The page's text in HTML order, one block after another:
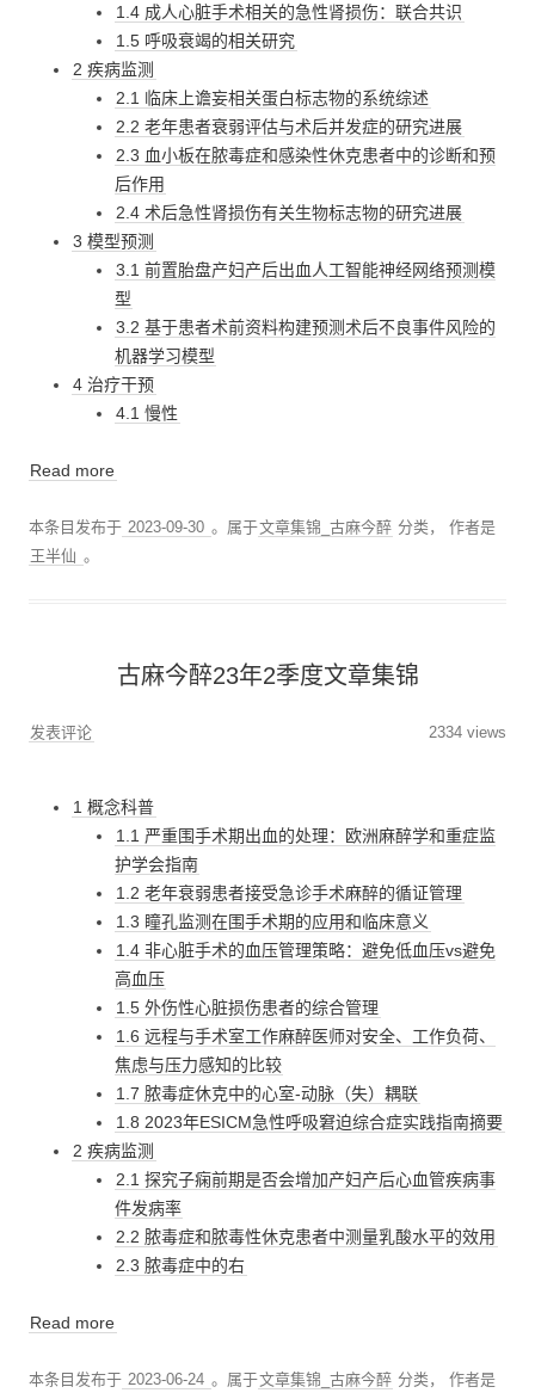
1.4 成人心脏手术相关的急性肾损伤：联合共识
1.5 呼吸衰竭的相关研究
2 疾病监测
2.1 临床上谵妄相关蛋白标志物的系统综述
2.2 老年患者衰弱评估与术后并发症的研究进展
2.3 血小板在脓毒症和感染性休克患者中的诊断和预
后作用
2.4 术后急性肾损伤有关生物标志物的研究进展
3 模型预测
3.1 前置胎盘产妇产后出血人工智能神经网络预测模
型
3.2 基于患者术前资料构建预测术后不良事件风险的
机器学习模型
4 治疗干预
4.1 慢性
Read more
本条目发布于 2023-09-30 。属于文章集锦_古麻今醉 分类，作者是
王半仙 。
古麻今醉23年2季度文章集锦
发表评论 2334 views
1 概念科普
1.1 严重围手术期出血的处理：欧洲麻醉学和重症监
护学会指南
1.2 老年衰弱患者接受急诊手术麻醉的循证管理
1.3 瞳孔监测在围手术期的应用和临床意义
1.4 非心脏手术的血压管理策略：避免低血压vs避免
高血压
1.5 外伤性心脏损伤患者的综合管理
1.6 远程与手术室工作麻醉医师对安全、工作负荷、
焦虑与压力感知的比较
1.7 脓毒症休克中的心室-动脉（失）耦联
1.8 2023年ESICM急性呼吸窘迫综合症实践指南摘要
2 疾病监测
2.1 探究子痫前期是否会增加产妇产后心血管疾病事
件发病率
2.2 脓毒症和脓毒性休克患者中测量乳酸水平的效用
2.3 脓毒症中的右
Read more
本条目发布于 2023-06-24 。属于文章集锦_古麻今醉 分类，作者是